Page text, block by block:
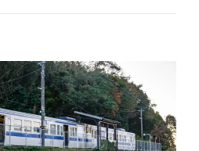
当
山
温
泉